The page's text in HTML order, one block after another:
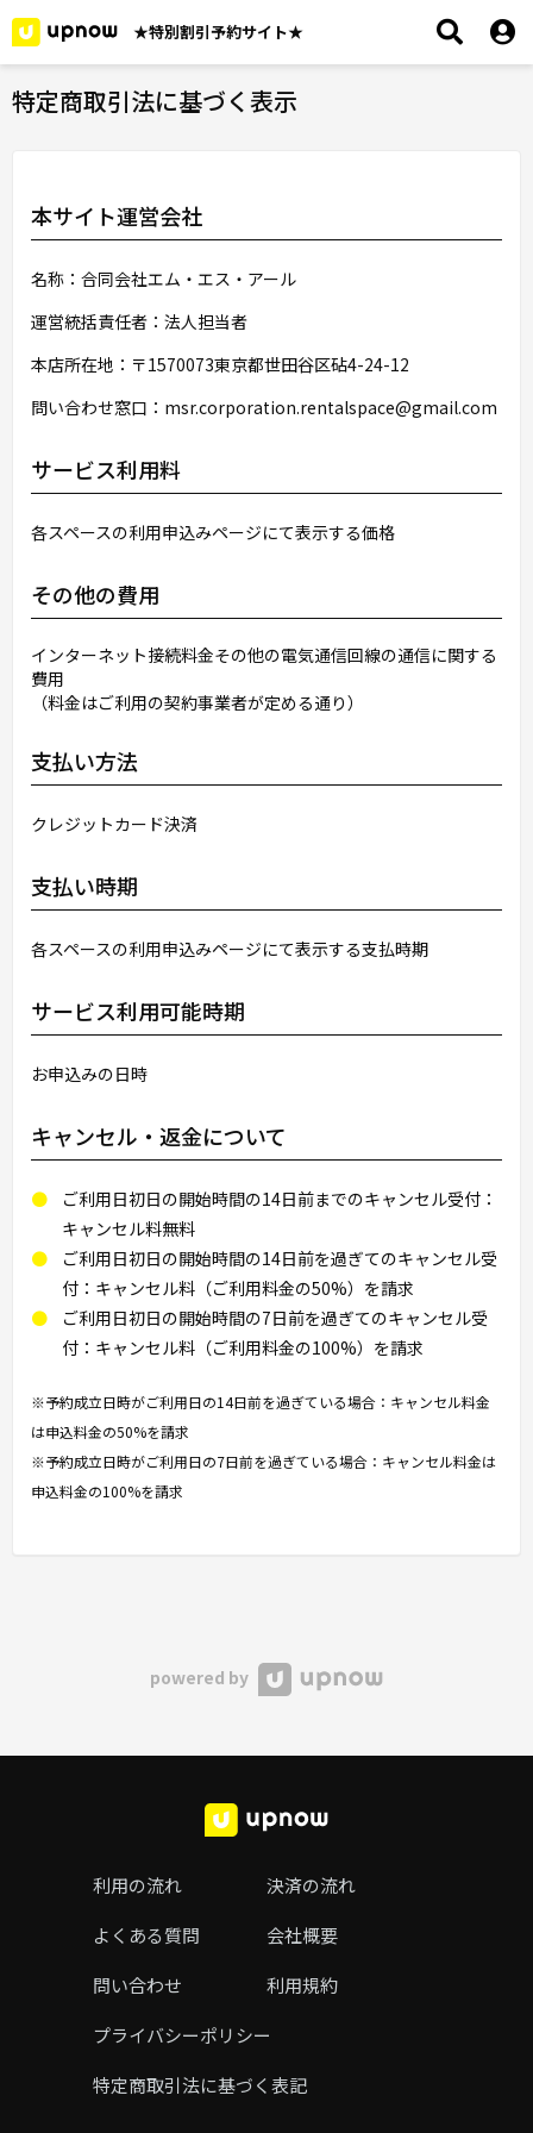
★特別割引予約サイト★
特定商取引法に基づく表示
本サイト運営会社
名称：合同会社エム・エス・アール
運営統括責任者：法人担当者
本店所在地：〒1570073東京都世田谷区砧4-24-12
問い合わせ窓口：msr.corporation.rentalspace@gmail.com
サービス利用料
各スペースの利用申込みページにて表示する価格
その他の費用
インターネット接続料金その他の電気通信回線の通信に関する
費用
（料金はご利用の契約事業者が定める通り）
支払い方法
クレジットカード決済
支払い時期
各スペースの利用申込みページにて表示する支払時期
サービス利用可能時期
お申込みの日時
キャンセル・返金について
ご利用日初日の開始時間の14日前までのキャンセル受付：
キャンセル料無料
ご利用日初日の開始時間の14日前を過ぎてのキャンセル受
付：キャンセル料（ご利用料金の50%）を請求
ご利用日初日の開始時間の7日前を過ぎてのキャンセル受
付：キャンセル料（ご利用料金の100%）を請求
※予約成立日時がご利用日の14日前を過ぎている場合：キャンセル料金
は申込料金の50%を請求
※予約成立日時がご利用日の7日前を過ぎている場合：キャンセル料金は
申込料金の100%を請求
powered by
利用の流れ
決済の流れ
よくある質問
会社概要
問い合わせ
利用規約
プライバシーポリシー
特定商取引法に基づく表記